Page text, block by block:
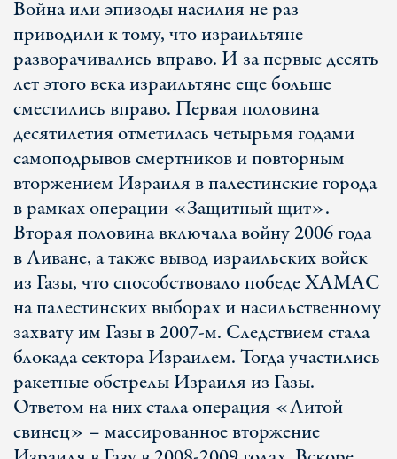
Война или эпизоды насилия не раз
приводили к тому, что израильтяне
разворачивались вправо. И за первые десять
лет этого века израильтяне еще больше
сместились вправо. Первая половина
десятилетия отметилась четырьмя годами
самоподрывов смертников и повторным
вторжением Израиля в палестинские города
в рамках операции «Защитный щит».
Вторая половина включала войну 2006 года
в Ливане, а также вывод израильских войск
из Газы, что способствовало победе ХАМАС
на палестинских выборах и насильственному
захвату им Газы в 2007-м. Следствием стала
блокада сектора Израилем. Тогда участились
ракетные обстрелы Израиля из Газы.
Ответом на них стала операция «Литой
свинец» – массированное вторжение